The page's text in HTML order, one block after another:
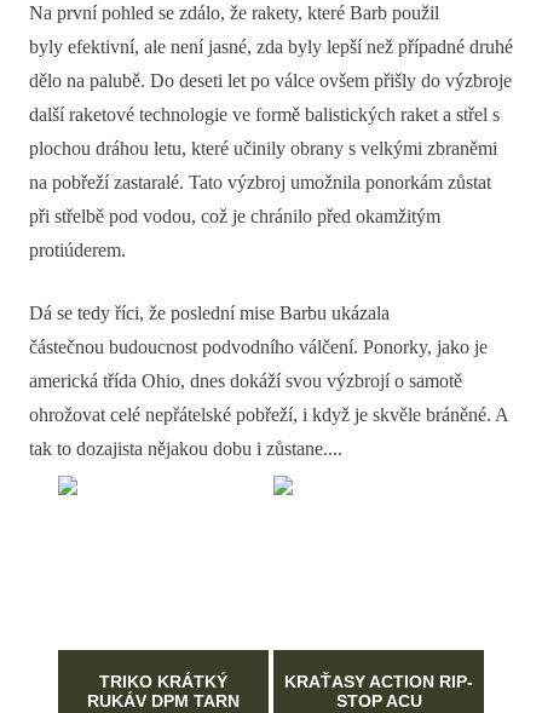
Na první pohled se zdálo, že rakety, které Barb použil
byly efektivní, ale není jasné, zda byly lepší než případné druhé
dělo na palubě. Do deseti let po válce ovšem přišly do výzbroje
další raketové technologie ve formě balistických raket a střel s
plochou dráhou letu, které učinily obrany s velkými zbraněmi
na pobřeží zastaralé. Tato výzbroj umožnila ponorkám zůstat
při střelbě pod vodou, což je chránilo před okamžitým
protiúderem.
Dá se tedy říci, že poslední mise Barbu ukázala
částečnou budoucnost podvodního válčení. Ponorky, jako je
americká třída Ohio, dnes dokáží svou výzbrojí o samotě
ohrožovat celé nepřátelské pobřeží, i když je skvěle bráněné. A
tak to dozajista nějakou dobu i zůstane....
TRIKO KRÁTKÝ
RUKÁV DPM TARN
KRAŤASY ACTION RIP-
STOP ACU